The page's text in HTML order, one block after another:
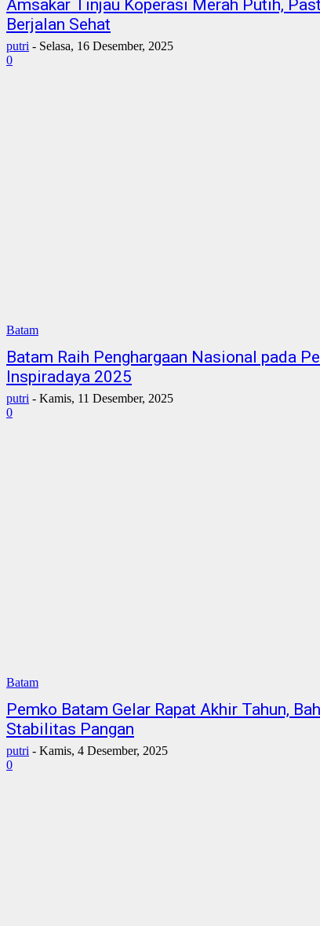
Amsakar Tinjau Koperasi Merah Putih,
Berjalan Sehat
putri - Selasa, 16 Desember, 2025
0
Batam
Batam Raih Penghargaan Nasional pada
Inspiradaya 2025
putri - Kamis, 11 Desember, 2025
0
Batam
Pemko Batam Gelar Rapat Akhir Tahun,
Stabilitas Pangan
putri - Kamis, 4 Desember, 2025
0